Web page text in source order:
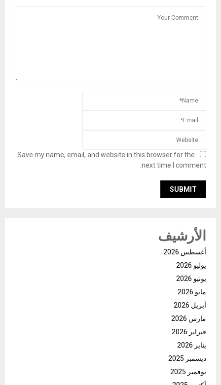
Save my name, email, and website in this browser for the
next time I comment.
الأرشيف
أغسطس 2026
يوليو 2026
يونيو 2026
مايو 2026
أبريل 2026
مارس 2026
فبراير 2026
يناير 2026
ديسمبر 2025
نوفمبر 2025